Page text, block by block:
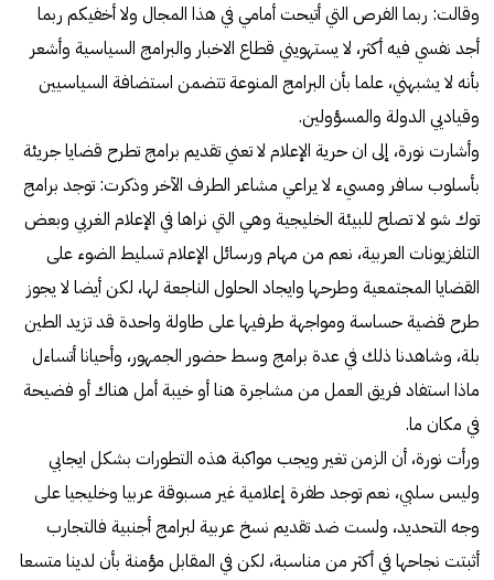
وقالت: ربما الفرص التي أتيحت أمامي في هذا المجال ولا أخفيكم ربما
أجد نفسي فيه أكثر، لا يستهويني قطاع الاخبار والبرامج السياسية وأشعر
بأنه لا يشبهني، علما بأن البرامج المنوعة تتضمن استضافة السياسيين
وقياديي الدولة والمسؤولين.
وأشارت نورة، إلى ان حرية الإعلام لا تعني تقديم برامج تطرح قضايا جريئة
بأسلوب سافر ومسيء لا يراعي مشاعر الطرف الآخر وذكرت: توجد برامج
توك شو لا تصلح للبيئة الخليجية وهي التي نراها في الإعلام الغربي وبعض
التلفزيونات العربية، نعم من مهام ورسائل الإعلام تسليط الضوء على
القضايا المجتمعية وطرحها وايجاد الحلول الناجعة لها، لكن أيضا لا يجوز
طرح قضية حساسة ومواجهة طرفيها على طاولة واحدة قد تزيد الطين
بلة، وشاهدنا ذلك في عدة برامج وسط حضور الجمهور، وأحيانا أتساءل
ماذا استفاد فريق العمل من مشاجرة هنا أو خيبة أمل هناك أو فضيحة
في مكان ما.
ورأت نورة، أن الزمن تغير ويجب مواكبة هذه التطورات بشكل ايجابي
وليس سلبي، نعم توجد طفرة إعلامية غير مسبوقة عربيا وخليجيا على
وجه التحديد، ولست ضد تقديم نسخ عربية لبرامج أجنبية فالتجارب
أثبتت نجاحها في أكثر من مناسبة، لكن في المقابل مؤمنة بأن لدينا متسعا